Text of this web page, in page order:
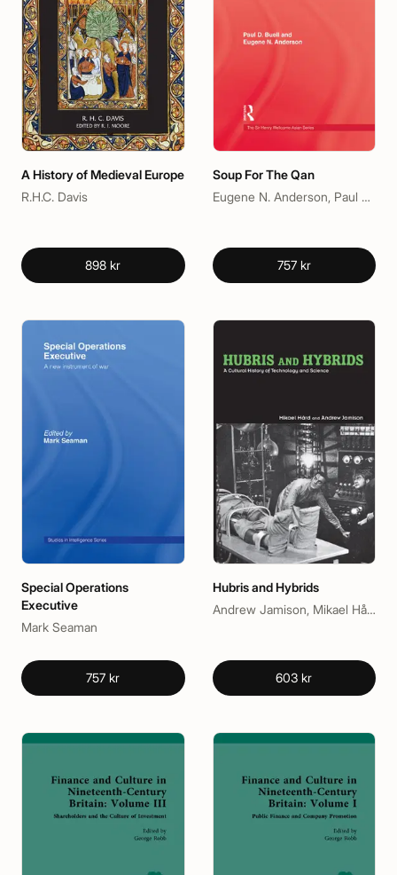
A History of Medieval Europe
R.H.C. Davis
898 kr
Soup For The Qan
Eugene N. Anderson, Paul D. Buell
757 kr
Special Operations
Executive
Mark Seaman
757 kr
Hubris and Hybrids
Andrew Jamison, Mikael Hård
603 kr